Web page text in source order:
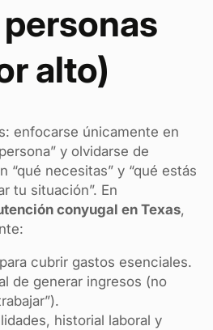
alto)
enfocarse únicamente en
y olvidarse de
“qué necesitas” y “qué estás
tu situación”. En
conyugal en Texas,
cubrir gastos esenciales.
de generar ingresos (no
historial laboral y